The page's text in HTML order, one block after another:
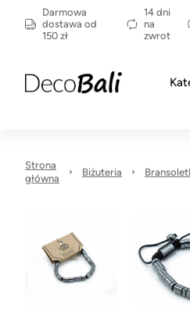
Darmowa
dostawa od
150 zł
14 dni
na
zwrot
Strona
główna
Biżuteria